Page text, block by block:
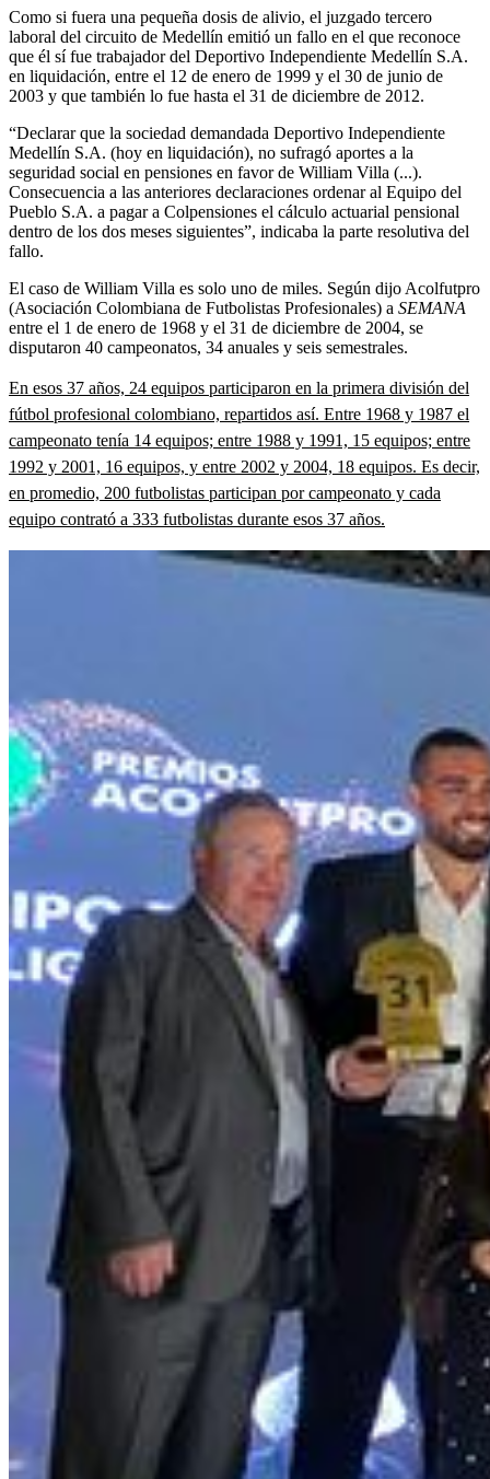
Como si fuera una pequeña dosis de alivio, el juzgado tercero
laboral del circuito de Medellín emitió un fallo en el que reconoce
que él sí fue trabajador del Deportivo Independiente Medellín S.A.
en liquidación, entre el 12 de enero de 1999 y el 30 de junio de
2003 y que también lo fue hasta el 31 de diciembre de 2012.
“Declarar que la sociedad demandada Deportivo Independiente
Medellín S.A. (hoy en liquidación), no sufragó aportes a la
seguridad social en pensiones en favor de William Villa (...).
Consecuencia a las anteriores declaraciones ordenar al Equipo del
Pueblo S.A. a pagar a Colpensiones el cálculo actuarial pensional
dentro de los dos meses siguientes”, indicaba la parte resolutiva del
fallo.
El caso de William Villa es solo uno de miles. Según dijo Acolfutpro
(Asociación Colombiana de Futbolistas Profesionales) a SEMANA
entre el 1 de enero de 1968 y el 31 de diciembre de 2004, se
disputaron 40 campeonatos, 34 anuales y seis semestrales.
En esos 37 años, 24 equipos participaron en la primera división del
fútbol profesional colombiano, repartidos así. Entre 1968 y 1987 el
campeonato tenía 14 equipos; entre 1988 y 1991, 15 equipos; entre
1992 y 2001, 16 equipos, y entre 2002 y 2004, 18 equipos. Es decir,
en promedio, 200 futbolistas participan por campeonato y cada
equipo contrató a 333 futbolistas durante esos 37 años.